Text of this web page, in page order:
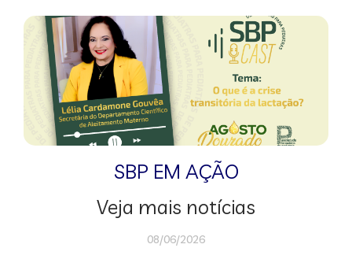
SBP EM AÇÃO
Veja mais notícias
08/06/2026